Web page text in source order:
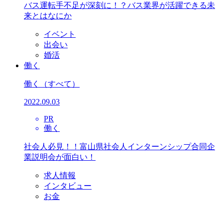
バス運転手不足が深刻に！？バス業界が活躍できる未
来とはなにか
イベント
出会い
婚活
働く
働く （すべて）
2022.09.03
PR
働く
社会人必見！！富山県社会人インターンシップ合同企
業説明会が面白い！
求人情報
インタビュー
お金